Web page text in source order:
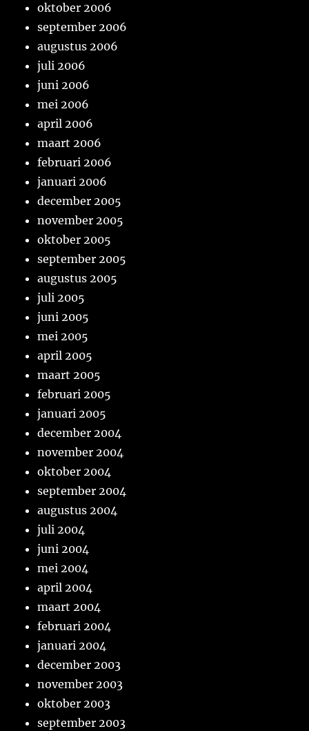
oktober 2006
september 2006
augustus 2006
juli 2006
juni 2006
mei 2006
april 2006
maart 2006
februari 2006
januari 2006
december 2005
november 2005
oktober 2005
september 2005
augustus 2005
juli 2005
juni 2005
mei 2005
april 2005
maart 2005
februari 2005
januari 2005
december 2004
november 2004
oktober 2004
september 2004
augustus 2004
juli 2004
juni 2004
mei 2004
april 2004
maart 2004
februari 2004
januari 2004
december 2003
november 2003
oktober 2003
september 2003